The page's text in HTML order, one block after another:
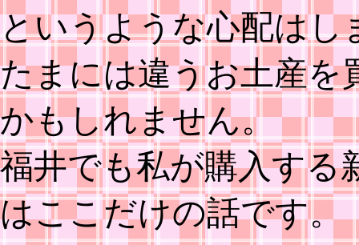
というような心配はし
たまには違うお土産を
かもしれません。
福井でも私が購入する
はここだけの話です。